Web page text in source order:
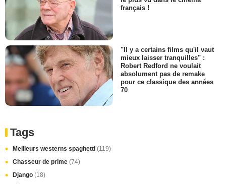
français !
"Il y a certains films qu'il vaut
mieux laisser tranquilles" :
Robert Redford ne voulait
absolument pas de remake
pour ce classique des années
70
Tags
Meilleurs westerns spaghetti (119)
Chasseur de prime (74)
Django (18)